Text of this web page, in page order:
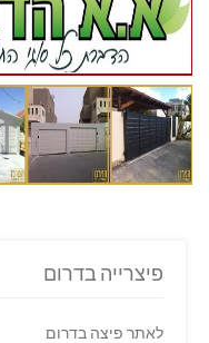
פיצרייה בדרום
לאתר פיצה בדרום